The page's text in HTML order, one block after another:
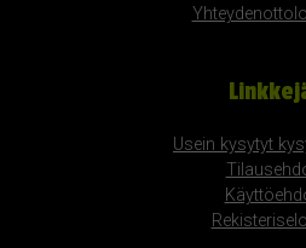
Usein kysytyt